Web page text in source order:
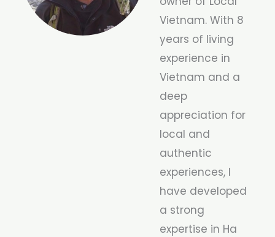
Vietnam. With 8
years of living
experience in
Vietnam and a
deep
appreciation for
local and
authentic
experiences, I
have developed
a strong
expertise in Ha